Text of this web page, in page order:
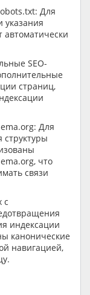
Для
указания
автоматически
SEO-
страниц,
Для
что
связи
с
индексации
канонические
навигацией,